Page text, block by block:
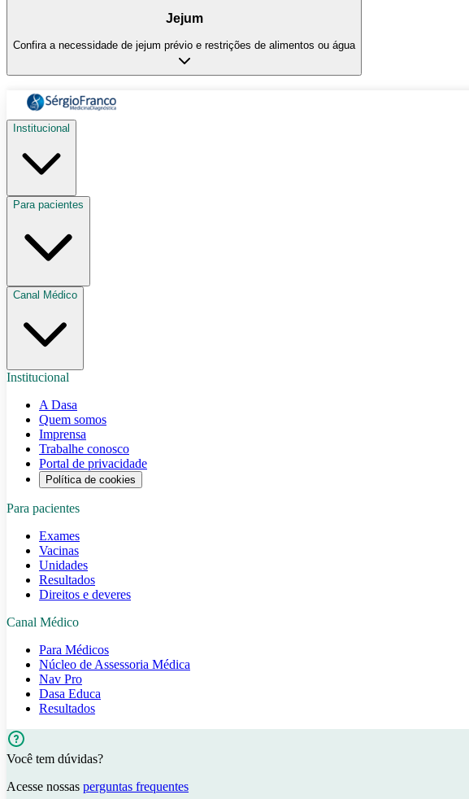
Jejum
Confira a necessidade de jejum prévio e restrições de alimentos ou água
Institucional
Para pacientes
Canal Médico
Institucional
A Dasa
Quem somos
Imprensa
Trabalhe conosco
Portal de privacidade
Política de cookies
Para pacientes
Exames
Vacinas
Unidades
Resultados
Direitos e deveres
Canal Médico
Para Médicos
Núcleo de Assessoria Médica
Nav Pro
Dasa Educa
Resultados
Você tem dúvidas?
Acesse nossas perguntas frequentes